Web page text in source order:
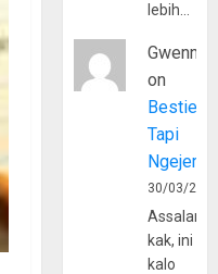
lebih…
Gwenny
on
Bestie
Tapi
30/03/
kak, ini
kalo